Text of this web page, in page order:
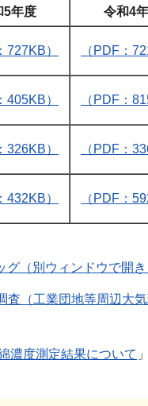
5年度 令和4
727KB） （PDF：
405KB） （PDF：
326KB） （PDF：
432KB） （PDF：
グ（別ウィンドウで開き
査（工業団地等周辺大
濃度測定結果について